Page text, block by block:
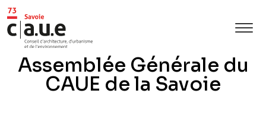
Assemblée Générale du
CAUE de la Savoie